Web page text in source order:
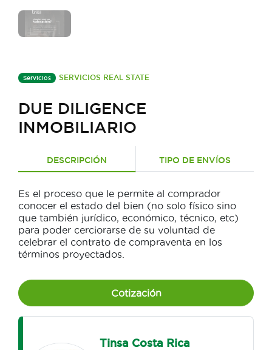
Servicios SERVICIOS REAL STATE
DUE DILIGENCE
INMOBILIARIO
DESCRIPCIÓN TIPO DE ENVÍOS
Es el proceso que le permite al comprador
conocer el estado del bien (no solo físico sino
que también jurídico, económico, técnico, etc)
para poder cerciorarse de su voluntad de
celebrar el contrato de compraventa en los
términos proyectados.
Cotización
Tinsa Costa Rica